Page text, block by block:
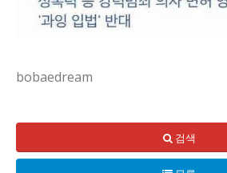
bobaedream
배경으로 보이는 건, 멘토-수련의 사
검색